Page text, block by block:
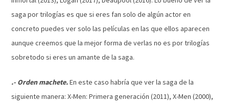
saga por trilogías es que si eres fan solo de algún actor en
concreto puedes ver solo las películas en las que ellos aparecen
aunque creemos que la mejor forma de verlas no es por trilogías
sobretodo si eres un amante de la saga.
.- Orden machete.En este caso habría que ver la saga de la
siguiente manera: X-Men: Primera generación (2011), X-Men (2000),